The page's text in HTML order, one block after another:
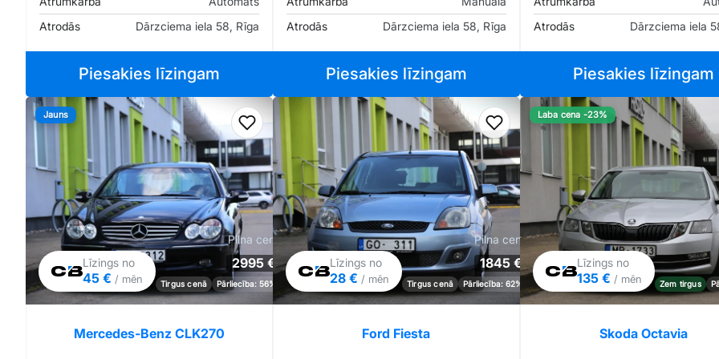
Atrodās
Dārzciema iela 58, Rīga
Piesakies līzingam
Atrodās
Dārzciema iela 58, Rīga
Piesakies līzingam
Atrodās
Dārzciema iela
Piesakies līzingam
Pievienot favorītiem
Jauns
Līzings no
45 € / mēn
Pilna cena
2995 €
Tirgus cenā Pārliecība: 56%
Mercedes-Benz CLK270
Pievienot favorītiem
Līzings no
28 € / mēn
Pilna cena
1845 €
Tirgus cenā Pārliecība: 62%
Ford Fiesta
Laba cena -23%
Līzings no
135 € / mēn Zem tirgus
Skoda Octavia